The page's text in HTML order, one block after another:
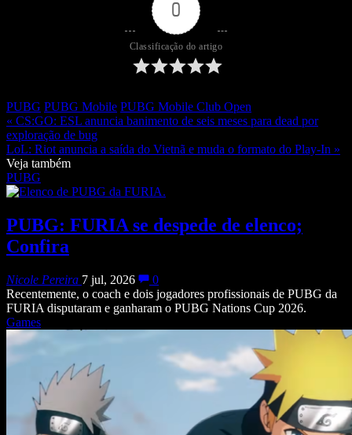
0
Classificação do artigo
PUBG PUBG Mobile PUBG Mobile Club Open
« CS:GO: ESL anuncia banimento de seis meses para dead por
exploração de bug
LoL: Riot anuncia a saída do Vietnã e muda o formato do Play-In »
Veja também
PUBG
PUBG: FURIA se despede de elenco;
Confira
Nicole Pereira 7 jul, 2026
0
Recentemente, o coach e dois jogadores profissionais de PUBG da
FURIA disputaram e ganharam o PUBG Nations Cup 2026.
Games